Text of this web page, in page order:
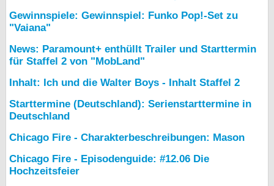
Gewinnspiele: Gewinnspiel: Funko Pop!-Set zu
"Vaiana"
News: Paramount+ enthüllt Trailer und Starttermin
für Staffel 2 von "MobLand"
Inhalt: Ich und die Walter Boys - Inhalt Staffel 2
Starttermine (Deutschland): Serienstarttermine in
Deutschland
Chicago Fire - Charakterbeschreibungen: Mason
Chicago Fire - Episodenguide: #12.06 Die
Hochzeitsfeier